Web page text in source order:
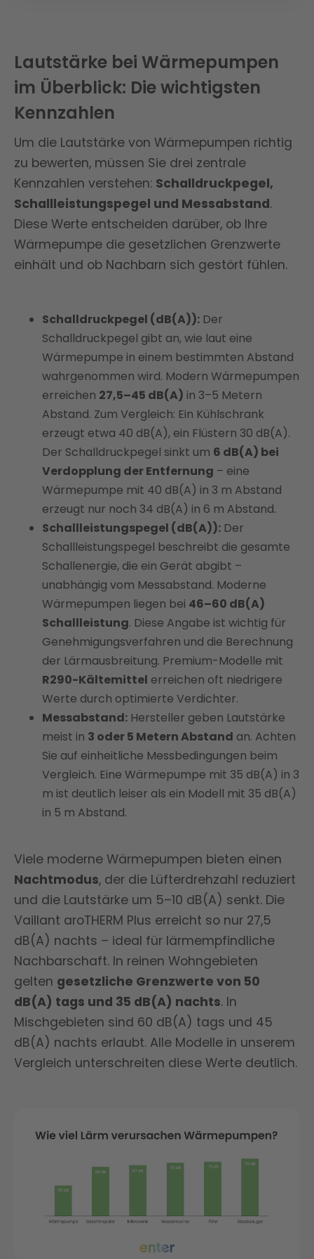
Heizstab sorgt für zusätzliche
Sicherheit in kalten Winternächten.
Wetterbedingungen. Der starke 9 kW
Heizstab sorgt für zusätzliche
Sicherheit in kalten Winternächten.
Bauweise und zuverlässigen Leistung
selbst bei extremen
Wetterbedingungen. Der starke 9 kW
Heizstab sorgt für zusätzliche
Sicherheit in kalten Winternächten.
Lautstärke bei Wärmepumpen
im Überblick: Die wichtigsten
Kennzahlen
Um die Lautstärke von Wärmepumpen richtig
zu bewerten, müssen Sie drei zentrale
Kennzahlen verstehen: Schalldruckpegel,
Schallleistungspegel und Messabstand.
Diese Werte entscheiden darüber, ob Ihre
Wärmepumpe die gesetzlichen Grenzwerte
einhält und ob Nachbarn sich gestört fühlen.
Schalldruckpegel (dB(A)): Der
Schalldruckpegel gibt an, wie laut eine
Wärmepumpe in einem bestimmten Abstand
wahrgenommen wird. Modern Wärmepumpen
erreichen 27,5–45 dB(A) in 3–5 Metern
Abstand. Zum Vergleich: Ein Kühlschrank
erzeugt etwa 40 dB(A), ein Flüstern 30 dB(A).
Der Schalldruckpegel sinkt um 6 dB(A) bei
Verdopplung der Entfernung – eine
Wärmepumpe mit 40 dB(A) in 3 m Abstand
erzeugt nur noch 34 dB(A) in 6 m Abstand.
Schallleistungspegel (dB(A)): Der
Schallleistungspegel beschreibt die gesamte
Schallenergie, die ein Gerät abgibt –
unabhängig vom Messabstand. Moderne
Wärmepumpen liegen bei 46–60 dB(A)
Schallleistung. Diese Angabe ist wichtig für
Genehmigungsverfahren und die Berechnung
der Lärmausbreitung. Premium-Modelle mit
R290-Kältemittel erreichen oft niedrigere
Werte durch optimierte Verdichter.
Messabstand: Hersteller geben Lautstärke
meist in 3 oder 5 Metern Abstand an. Achten
Sie auf einheitliche Messbedingungen beim
Vergleich. Eine Wärmepumpe mit 35 dB(A) in 3
m ist deutlich leiser als ein Modell mit 35 dB(A)
in 5 m Abstand.
Viele moderne Wärmepumpen bieten einen
Nachtmodus, der die Lüfterdrehzahl reduziert
und die Lautstärke um 5–10 dB(A) senkt. Die
Vaillant aroTHERM Plus erreicht so nur 27,5
dB(A) nachts – ideal für lärmempfindliche
Nachbarschaft. In reinen Wohngebieten
gelten gesetzliche Grenzwerte von 50
dB(A) tags und 35 dB(A) nachts. In
Mischgebieten sind 60 dB(A) tags und 45
dB(A) nachts erlaubt. Alle Modelle in unserem
Vergleich unterschreiten diese Werte deutlich.